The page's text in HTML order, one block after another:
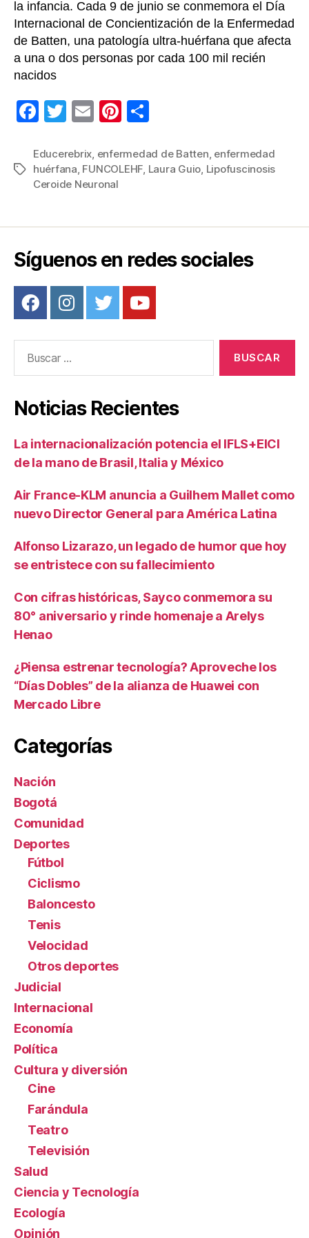
la infancia. Cada 9 de junio se conmemora el Día
Internacional de Concientización de la Enfermedad
de Batten, una patología ultra-huérfana que afecta
a una o dos personas por cada 100 mil recién
nacidos
F
c
e
o
k
T
tt
er
E
ail
Pi
er
e
m
p
tir
Etiquetas
Educerebrix, enfermedad de Batten, enfermedad
huérfana, FUNCOLEHF, Laura Guio, Lipofuscinosis
Ceroide Neuronal
Síguenos en redes sociales
Noticias Recientes
La internacionalización potencia el IFLS+EICI
de la mano de Brasil, Italia y México
Air France-KLM anuncia a Guilhem Mallet como
nuevo Director General para América Latina
Alfonso Lizarazo, un legado de humor que hoy
se entristece con su fallecimiento
Con cifras históricas, Sayco conmemora su
80° aniversario y rinde homenaje a Arelys
Henao
¿Piensa estrenar tecnología? Aproveche los
“Días Dobles” de la alianza de Huawei con
Mercado Libre
Categorías
Nación
Bogotá
Comunidad
Deportes
Fútbol
Ciclismo
Baloncesto
Tenis
Velocidad
Otros deportes
Judicial
Internacional
Economía
Política
Cultura y diversión
Cine
Farándula
Teatro
Televisión
Salud
Ciencia y Tecnología
Ecología
Opinión